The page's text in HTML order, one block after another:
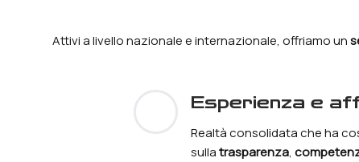
Attivi a livello nazionale e internazionale, offriamo un
esperienza e
Realtà consolidata che ha
sullatrasparenza,